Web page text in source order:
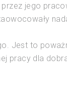
jego
Jest to
pracy dla